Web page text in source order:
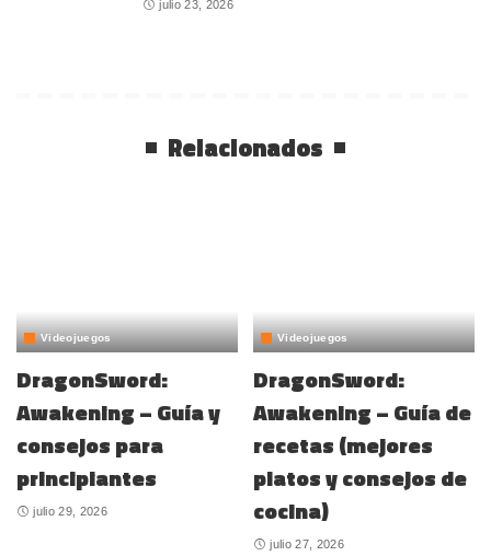
julio 23, 2026
Relacionados
Videojuegos
DragonSword:
Awakening – Guía y
consejos para
principiantes
julio 29, 2026
Videojuegos
DragonSword:
Awakening – Guía de
recetas (mejores
platos y consejos de
cocina)
julio 27, 2026